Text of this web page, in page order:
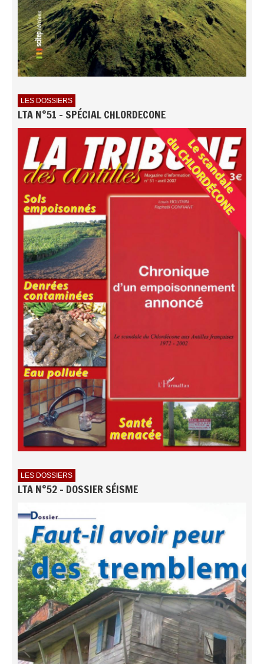
LES DOSSIERS
LTA N°51 - SPÉCIAL CHLORDECONE
LES DOSSIERS
LTA N°52 - DOSSIER SÉISME